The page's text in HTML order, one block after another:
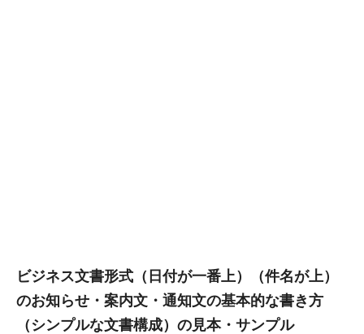
ビジネス文書形式（日付が一番上）（件名が上）
のお知らせ・案内文・通知文の基本的な書き方
（シンプルな文書構成）の見本・サンプル